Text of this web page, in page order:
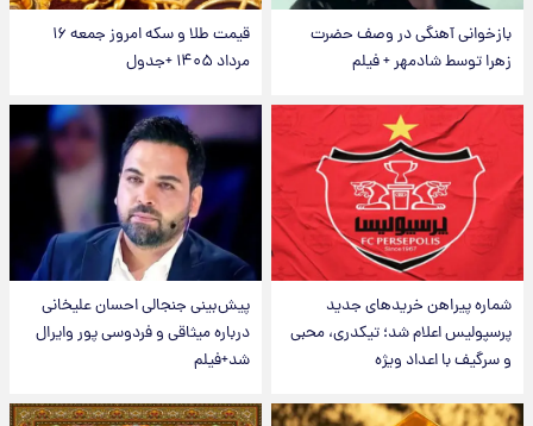
بازخوانی آهنگی در وصف حضرت
زهرا توسط شادمهر + فیلم
قیمت طلا و سکه امروز جمعه ۱۶
مرداد ۱۴۰۵ +جدول
شماره پیراهن خریدهای جدید
پرسپولیس اعلام شد؛ تیکدری، محبی
و سرگیف با اعداد ویژه
پیش‌بینی جنجالی احسان علیخانی
درباره میثاقی و فردوسی پور وایرال
شد+فیلم